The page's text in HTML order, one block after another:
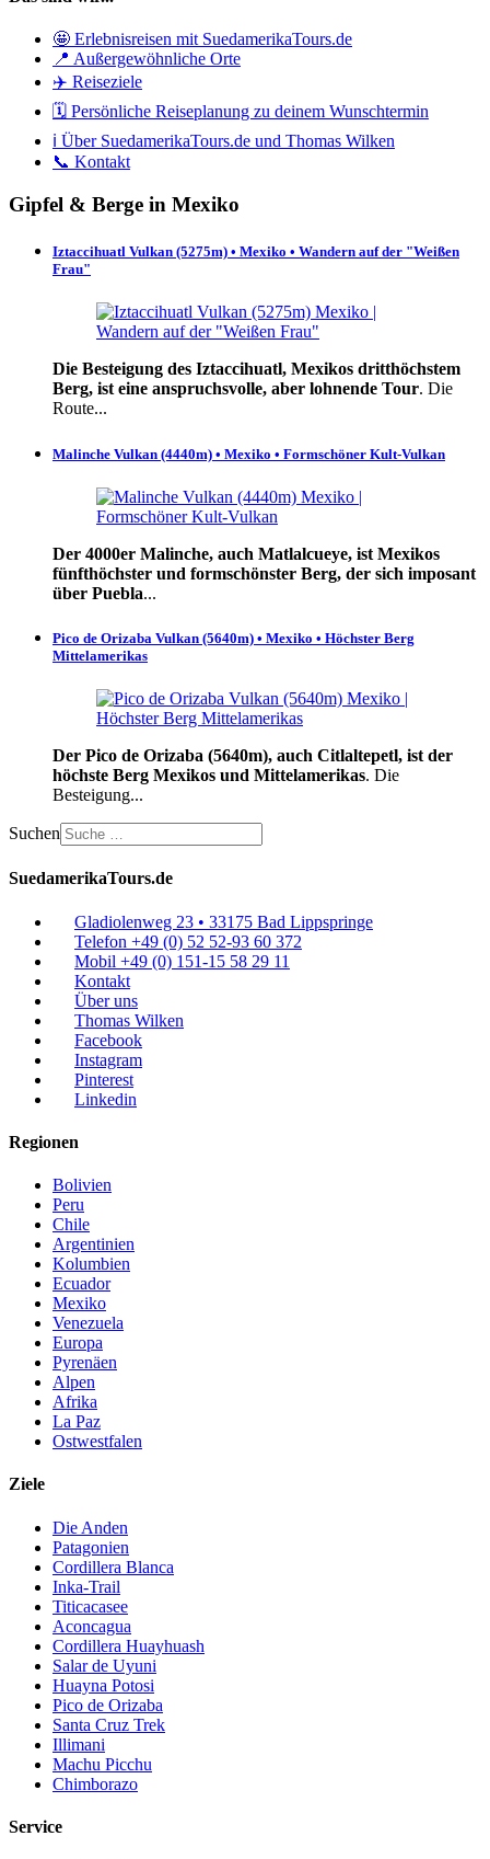
🤩 Erlebnisreisen mit SuedamerikaTours.de
📍 Außergewöhnliche Orte
✈️ Reiseziele
🗓️ Persönliche Reiseplanung zu deinem Wunschtermin
ℹ️ Über SuedamerikaTours.de und Thomas Wilken
📞 Kontakt
Gipfel & Berge in Mexiko
Iztaccihuatl Vulkan (5275m) • Mexiko • Wandern auf der "Weißen
Frau"
Die Besteigung des Iztaccihuatl, Mexikos dritthöchstem
Berg, ist eine anspruchsvolle, aber lohnende Tour. Die
Route...
Malinche Vulkan (4440m) • Mexiko • Formschöner Kult-Vulkan
Der 4000er Malinche, auch Matlalcueye, ist Mexikos
fünfthöchster und formschönster Berg, der sich imposant
über Puebla...
Pico de Orizaba Vulkan (5640m) • Mexiko • Höchster Berg
Mittelamerikas
Der Pico de Orizaba (5640m), auch Citlaltepetl, ist der
höchste Berg Mexikos und Mittelamerikas. Die
Besteigung...
Suchen
SuedamerikaTours.de
Gladiolenweg 23 • 33175 Bad Lippspringe
Telefon +49 (0) 52 52-93 60 372
Mobil +49 (0) 151-15 58 29 11
Kontakt
Über uns
Thomas Wilken
Facebook
Instagram
Pinterest
Linkedin
Regionen
Bolivien
Peru
Chile
Argentinien
Kolumbien
Ecuador
Mexiko
Venezuela
Europa
Pyrenäen
Alpen
Afrika
La Paz
Ostwestfalen
Ziele
Die Anden
Patagonien
Cordillera Blanca
Inka-Trail
Titicacasee
Aconcagua
Cordillera Huayhuash
Salar de Uyuni
Huayna Potosi
Pico de Orizaba
Santa Cruz Trek
Illimani
Machu Picchu
Chimborazo
Service